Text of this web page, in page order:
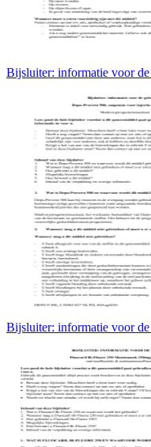
Bijsluiter: informatie voor
Bijsluiter: informatie voor